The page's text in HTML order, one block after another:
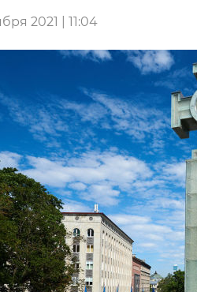
2021 | 11:04